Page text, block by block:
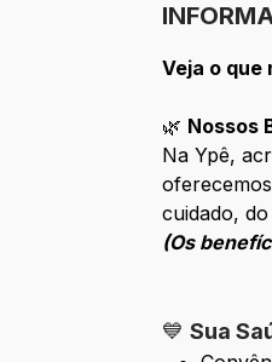
Veja o que
🌿 Nossos
Na Ypê,
cuidado,
(Os
💙Sua